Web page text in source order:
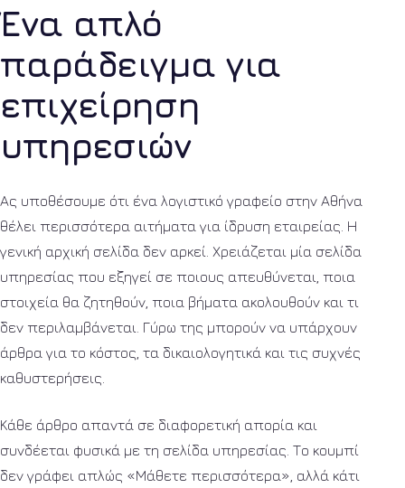
Ένα απλό
παράδειγμα για
επιχείρηση
υπηρεσιών
Ας υποθέσουμε ότι ένα λογιστικό γραφείο στην Αθήνα
θέλει περισσότερα αιτήματα για ίδρυση εταιρείας. Η
γενική αρχική σελίδα δεν αρκεί. Χρειάζεται μία σελίδα
υπηρεσίας που εξηγεί σε ποιους απευθύνεται, ποια
στοιχεία θα ζητηθούν, ποια βήματα ακολουθούν και τι
δεν περιλαμβάνεται. Γύρω της μπορούν να υπάρχουν
άρθρα για το κόστος, τα δικαιολογητικά και τις συχνές
καθυστερήσεις.
Κάθε άρθρο απαντά σε διαφορετική απορία και
συνδέεται φυσικά με τη σελίδα υπηρεσίας. Το κουμπί
δεν γράφει απλώς «Μάθετε περισσότερα», αλλά κάτι